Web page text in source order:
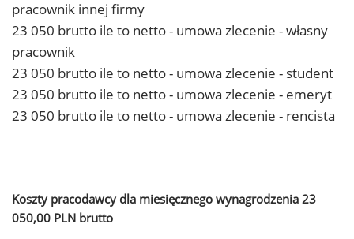
pracownik innej firmy
23 050 brutto ile to netto - umowa zlecenie - własny
pracownik
23 050 brutto ile to netto - umowa zlecenie - student
23 050 brutto ile to netto - umowa zlecenie - emeryt
23 050 brutto ile to netto - umowa zlecenie - rencista
Koszty pracodawcy dla miesięcznego wynagrodzenia 23
050,00 PLN brutto